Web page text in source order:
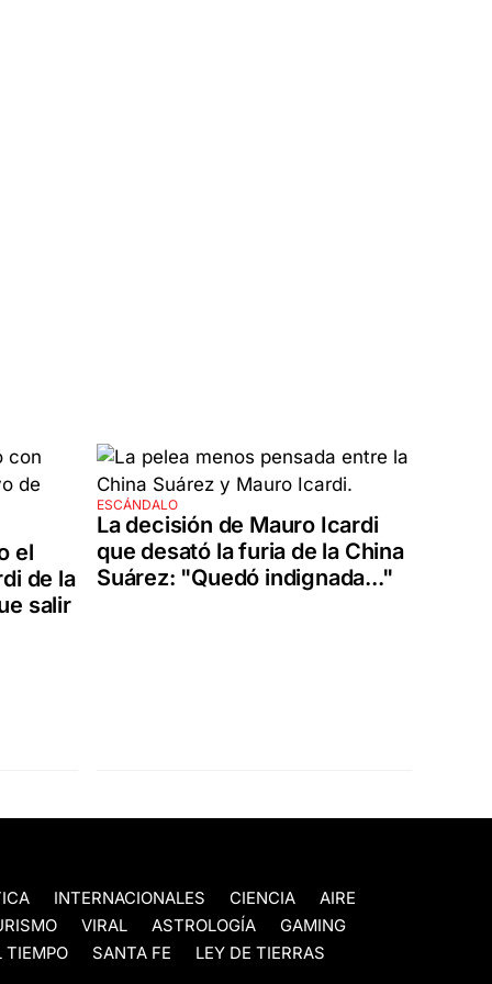
el
de la
salir
ESCÁNDALO
La decisión de Mauro Icardi
que desató la furia de la China
Suárez: "Quedó indignada..."
INTERNACIONALES CIENCIA
AIRE
VIRAL ASTROLOGÍA
GAMING
TIEMPO SANTA FE
LEY DE TIERRAS